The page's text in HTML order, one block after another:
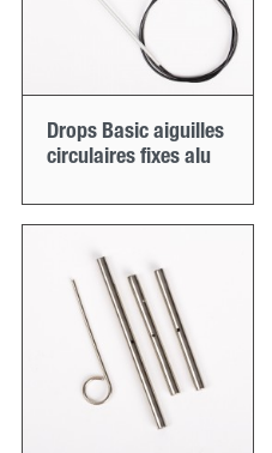
Drops Basic aiguilles
circulaires fixes alu